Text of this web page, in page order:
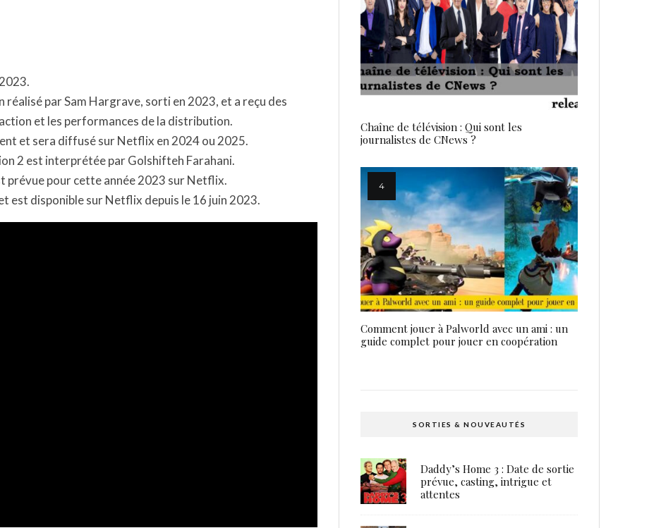
réalisé par Sam Hargrave, sorti en 2023, et a reçu des
et les performances de la distribution.
et sera diffusé sur Netflix en 2024 ou 2025.
2 est interprétée par Golshifteh Farahani.
prévue pour cette année 2023 sur Netflix.
est disponible sur Netflix depuis le 16 juin 2023.
Chaîne de télévision : Qui sont les
journalistes de CNews ?
Comment jouer à Palworld avec un ami : un
guide complet pour jouer en coopération
SORTIES & NOUVEAUTÉS
Daddy’s Home 3 : Date de sortie
prévue, casting, intrigue et
attentes